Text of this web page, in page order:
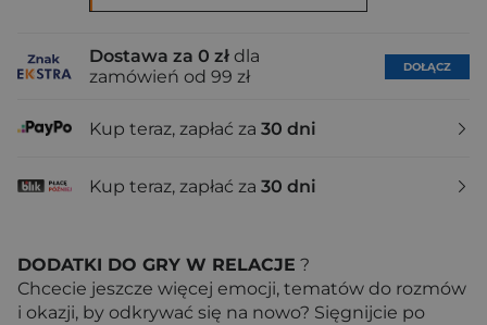
Dostawa za 0 zł dla
zamówień od 99 zł
DOŁĄCZ
Kup teraz, zapłać za 30 dni
Kup teraz, zapłać za 30 dni
DODATKI DO GRY W RELACJE ?
Chcecie jeszcze więcej emocji, tematów do rozmów
i okazji, by odkrywać się na nowo? Sięgnijcie po